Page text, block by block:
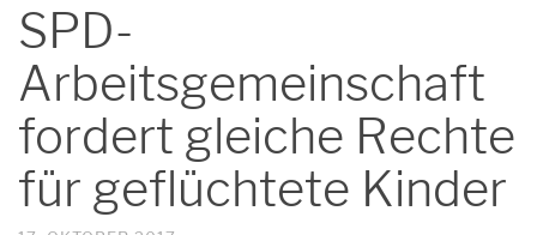
SPD-
Arbeitsgemeinschaft
fordert gleiche Rechte
für geflüchtete Kinder